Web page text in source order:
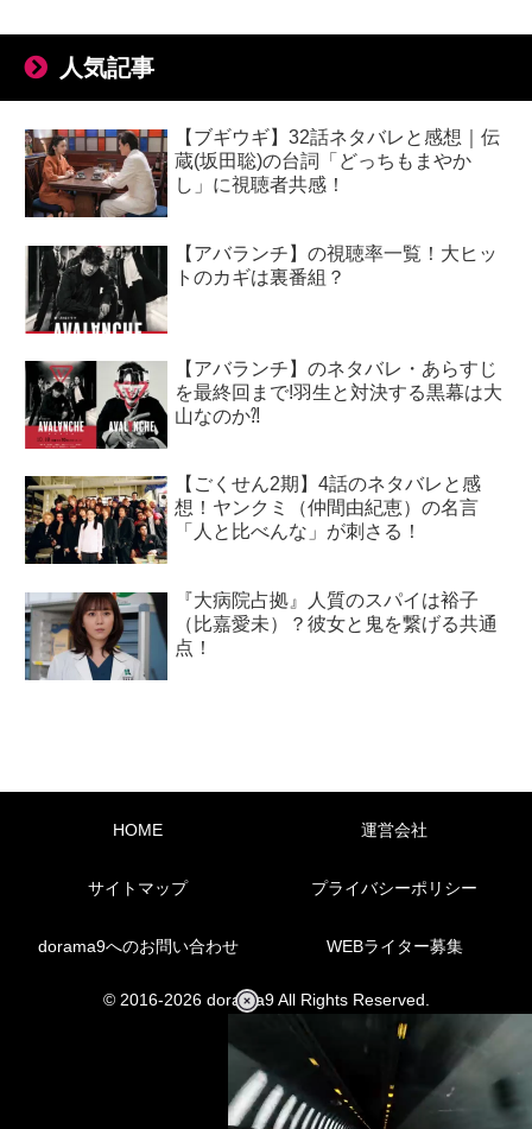
人気記事
【ブギウギ】32話ネタバレと感想｜伝
蔵(坂田聡)の台詞「どっちもまやか
し」に視聴者共感！
【アバランチ】の視聴率一覧！大ヒッ
トのカギは裏番組？
【アバランチ】のネタバレ・あらすじ
を最終回まで!羽生と対決する黒幕は大
山なのか⁈
【ごくせん2期】4話のネタバレと感
想！ヤンクミ（仲間由紀恵）の名言
「人と比べんな」が刺さる！
『大病院占拠』人質のスパイは裕子
（比嘉愛未）？彼女と鬼を繋げる共通
点！
HOME 運営会社
サイトマップ プライバシーポリシー
dorama9へのお問い合わせ WEBライター募集
© 2016-2026 dorama9 All Rights Reserved.